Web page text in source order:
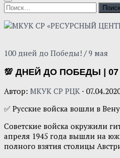
Найти:
100 дней до Победы! / 9 мая
💯 ДНЕЙ ДО ПОБЕДЫ |
Автор: МКУК СР РЦК ·
✅ Русские войска вошли в Вену
Советские войска окружили
апреля 1945 года вышли на
полного взятия столицы